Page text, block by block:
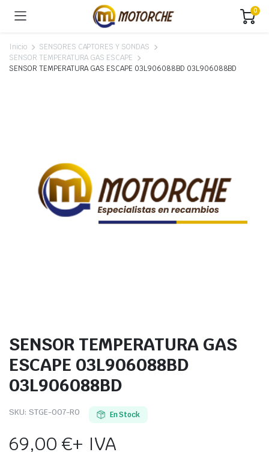
0
Inicio
SENSORES CAPTORES Y SONDAS
SENSOR TEMPERATURA GAS ESCAPE
SENSOR TEMPERATURA GAS ESCAPE 03L906088BD 03L906088BD
SENSOR TEMPERATURA GAS
ESCAPE 03L906088BD
03L906088BD
SKU: STGE-007-RO En Stock
69,00€+ IVA